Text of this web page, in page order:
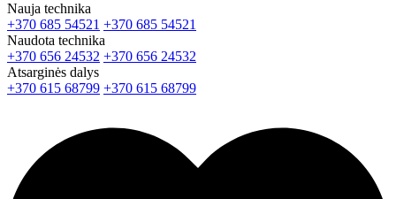
Nauja technika
+370 685 54521 +370 685 54521
Naudota technika
+370 656 24532 +370 656 24532
Atsarginės dalys
+370 615 68799 +370 615 68799